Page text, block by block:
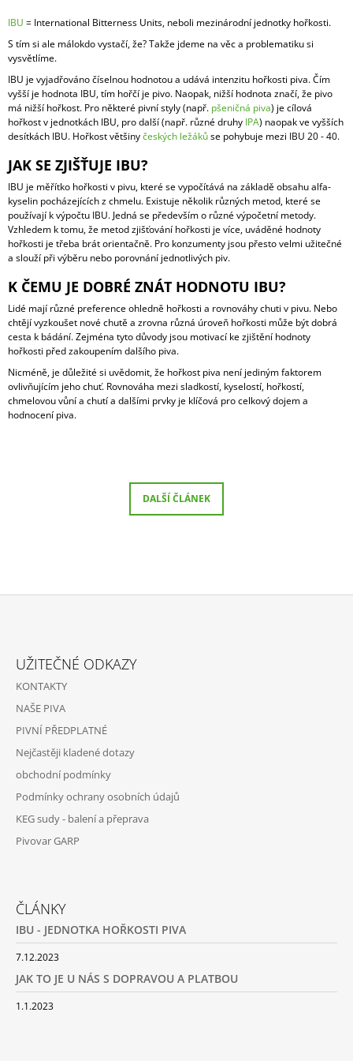
IBU = International Bitterness Units, neboli mezinárodní jednotky hořkosti.
S tím si ale málokdo vystačí, že? Takže jdeme na věc a problematiku si
vysvětlíme.
IBU je vyjadřováno číselnou hodnotou a udává intenzitu hořkosti piva. Čím
vyšší je hodnota IBU, tím hořčí je pivo. Naopak, nižší hodnota značí, že pivo
má nižší hořkost. Pro některé pivní styly (např. pšeničná piva) je cílová
hořkost v jednotkách IBU, pro další (např. různé druhy IPA) naopak ve vyšších
desítkách IBU. Hořkost většinyčeských ležákůse pohybuje mezi IBU 20 - 40.
JAK SE ZJIŠŤUJE IBU?
IBU je měřítko hořkosti v pivu, které se vypočítává na základě obsahu alfa-
kyselin pocházejících z chmelu. Existuje několik různých metod, které se
používají k výpočtu IBU. Jedná se především o různé výpočetní metody.
Vzhledem k tomu, že metod zjišťování hořkosti je více, uváděné hodnoty
hořkosti je třeba brát orientačně. Pro konzumenty jsou přesto velmi užitečné
a slouží při výběru nebo porovnání jednotlivých piv.
K ČEMU JE DOBRÉ ZNÁT HODNOTU IBU?
Lidé mají různé preference ohledně hořkosti a rovnováhy chuti v pivu. Nebo
chtějí vyzkoušet nové chutě a zrovna různá úroveň hořkosti může být dobrá
cesta k bádání. Zejména tyto důvody jsou motivací ke zjištění hodnoty
hořkosti před zakoupením dalšího piva.
Nicméně, je důležité si uvědomit, že hořkost piva není jediným faktorem
ovlivňujícím jeho chuť. Rovnováha mezi sladkostí, kyselostí, hořkostí,
chmelovou vůní a chutí a dalšími prvky je klíčová pro celkový dojem a
hodnocení piva.
DALŠÍ ČLÁNEK
A
J
Í
T
?
HLEDAT
D
O
P
O
R
U
Č
U
J
E
M
E
UŽITEČNÉ ODKAZY
KONTAKTY
NAŠE PIVA
PIVNÍ PŘEDPLATNÉ
Nejčastěji kladené dotazy
obchodní podmínky
Podmínky ochrany osobních údajů
KEG sudy - balení a přeprava
Pivovar GARP
ČLÁNKY
IBU - JEDNOTKA HOŘKOSTI PIVA
7.12.2023
JAK TO JE U NÁS S DOPRAVOU A PLATBOU
1.1.2023